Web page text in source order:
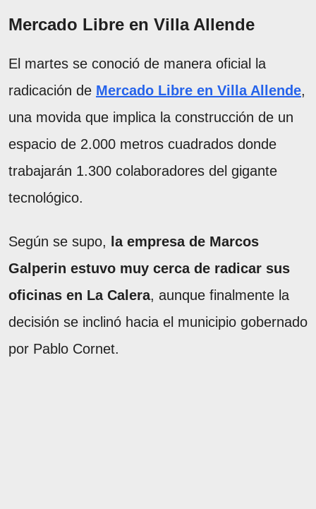
Mercado Libre en Villa Allende
El martes se conoció de manera oficial la
radicación de Mercado Libre en Villa Allende,
una movida que implica la construcción de un
espacio de 2.000 metros cuadrados donde
trabajarán 1.300 colaboradores del gigante
tecnológico.
Según se supo,
la empresa de Marcos
Galperin estuvo muy cerca de radicar sus
oficinas en La Calera, aunque finalmente la
decisión se inclinó hacia el municipio gobernado
por Pablo Cornet.